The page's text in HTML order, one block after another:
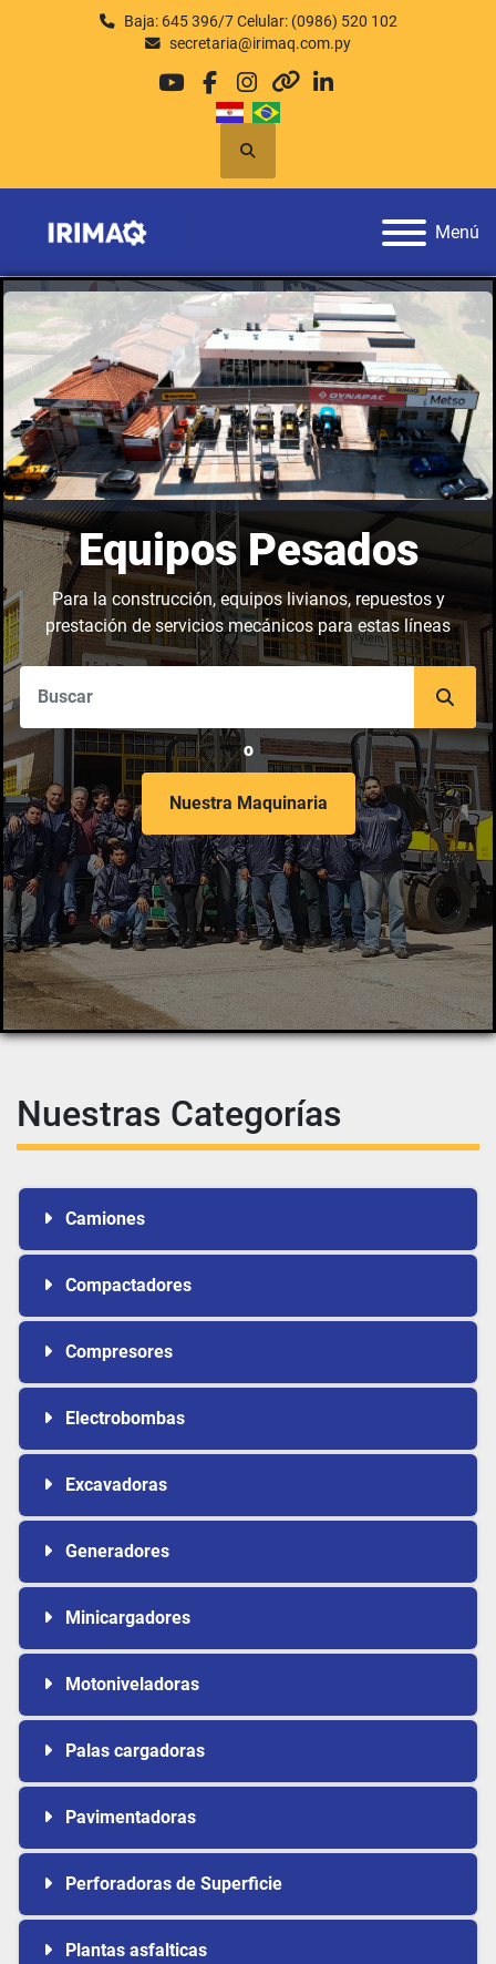
Baja: 645 396/7 Celular: (0986) 520 102
secretaria@irimaq.com.py
youtube
facebook
instagram
otherlinkedin
Buscar
Menú
Equipos Pesados
Para la construcción, equipos livianos, repuestos y
prestación de servicios mecánicos para estas líneas
o
Nuestra Maquinaria
Nuestras Categorías
Camiones
Compactadores
Compresores
Electrobombas
Excavadoras
Generadores
Minicargadores
Motoniveladoras
Palas cargadoras
Pavimentadoras
Perforadoras de Superficie
Plantas asfalticas